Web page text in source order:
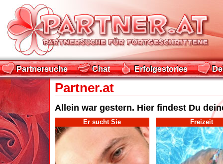
Partnersuche
Partnersuche Chat
Chat Erfolgsstories
Erfolgsstories
Partner.at
Allein war gestern. Hier findest Du
Er sucht Sie
f
Freizeit